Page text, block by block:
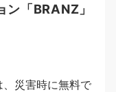
ン「BRANZ」
災害時に無料で